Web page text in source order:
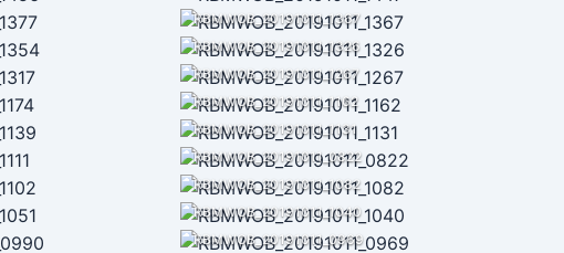
RBMWOB_20191011_1367
RBMWOB_20191011_1326
RBMWOB_20191011_1267
RBMWOB_20191011_1162
RBMWOB_20191011_1131
RBMWOB_20191011_0822
RBMWOB_20191011_1082
RBMWOB_20191011_1040
RBMWOB_20191011_0969